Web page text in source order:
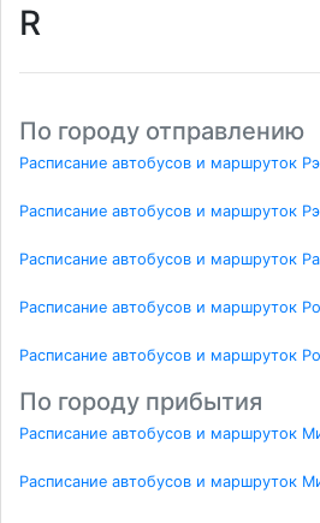
R
По городу отправлению
Расписание автобусов и маршруток
Расписание автобусов и маршруток
Расписание автобусов и маршруток
Расписание автобусов и маршруток
Расписание автобусов и маршруток
По городу прибытия
Расписание автобусов и маршруток
Расписание автобусов и маршруток